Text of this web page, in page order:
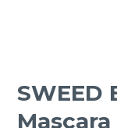
SWEED